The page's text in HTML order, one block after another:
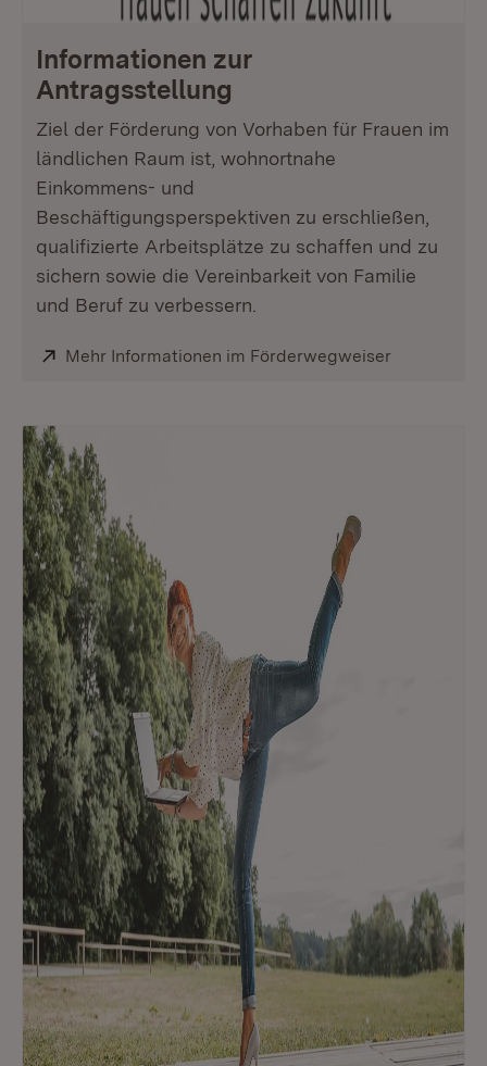
Informationen zur
Antragsstellung
Ziel der Förderung von Vorhaben für Frauen im
ländlichen Raum ist, wohnortnahe
Einkommens- und
Beschäftigungsperspektiven zu erschließen,
qualifizierte Arbeitsplätze zu schaffen und zu
sichern sowie die Vereinbarkeit von Familie
und Beruf zu verbessern.
Extern:
Mehr Informationen im Förderwegweiser(Öffnet in